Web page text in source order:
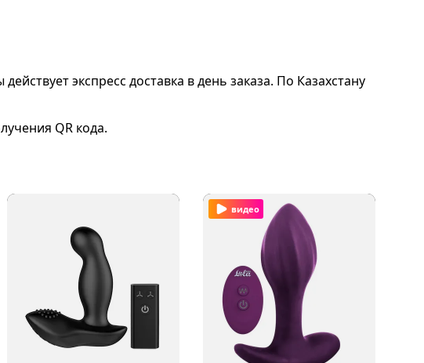
экспресс доставка в день заказа. По Казахстану
QR кода.
видео